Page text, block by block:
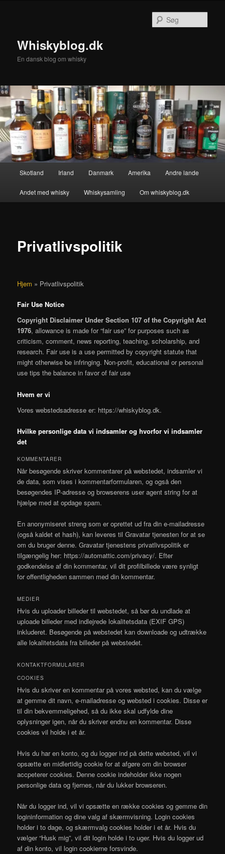
Whiskyblog.dk
En dansk blog om whisky
Skotland Irland Danmark Amerika Andre lande
Andet med whisky Whiskysamling Om whiskyblog.dk
Privatlivspolitik
Hjem » Privatlivspolitik
Fair Use Notice
Copyright Disclaimer Under Section 107 of the Copyright Act
1976, allowance is made for “fair use” for purposes such as
criticism, comment, news reporting, teaching, scholarship, and
research. Fair use is a use permitted by copyright statute that
might otherwise be infringing. Non-profit, educational or personal
use tips the balance in favor of fair use
Hvem er vi
Vores webstedsadresse er: https://whiskyblog.dk.
Hvilke personlige data vi indsamler og hvorfor vi indsamler
det
KOMMENTARER
Når besøgende skriver kommentarer på webstedet, indsamler vi
de data, som vises i kommentarformularen, og også den
besøgendes IP-adresse og browserens user agent string for at
hjælpe med at opdage spam.
En anonymiseret streng som er oprettet ud fra din e-mailadresse
(også kaldet et hash), kan leveres til Gravatar tjenesten for at se
om du bruger denne. Gravatar tjenestens privatlivspolitik er
tilgængelig her: https://automattic.com/privacy/. Efter
godkendelse af din kommentar, vil dit profilbillede være synligt
for offentligheden sammen med din kommentar.
MEDIER
Hvis du uploader billeder til webstedet, så bør du undlade at
uploade billeder med indlejrede lokalitetsdata (EXIF GPS)
inkluderet. Besøgende på webstedet kan downloade og udtrække
alle lokalitetsdata fra billeder på webstedet.
KONTAKTFORMULARER
COOKIES
Hvis du skriver en kommentar på vores websted, kan du vælge
at gemme dit navn, e-mailadresse og websted i cookies. Disse er
til din bekvemmeligehed, så du ikke skal udfylde dine
oplysninger igen, når du skriver endnu en kommentar. Disse
cookies vil holde i et år.
Hvis du har en konto, og du logger ind på dette websted, vil vi
opsætte en midlertidig cookie for at afgøre om din browser
accpeterer cookies. Denne cookie indeholder ikke nogen
personlige data og fjernes, når du lukker browseren.
Når du logger ind, vil vi opsætte en række cookies og gemme din
logininformation og dine valg af skærmvisning. Login cookies
holder i to dage, og skærmvalg cookies holder i et år. Hvis du
vælger “Husk mig”, vil dit login holde i to uger. Hvis du logger ud
af din konto, vil login cookierne forsvinde.